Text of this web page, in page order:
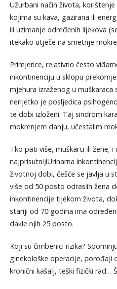
Užurbani način života,
kojima su kava, gazirana ili
ili uzimanje određenih lijekova
itekako utječe na smetnje
Primjerice, relativno često
inkontinenciju u sklopu
mjehura izraženog u
nerijetko je posljedica
te dobi izloženi. Taj sindrom
mokrenjem danju, učestalim
Tko pati više, muškarci ili žene,
najprisutnijiUrinarna
životnoj dobi, češće se javlja u
više od 50 posto odraslih žena
inkontinencije tijekom života,
stariji od 70 godina ima
dakle njih 25 posto.
Koji su čimbenici rizika?
ginekološke operacije, porođaji
kronični kašalj, teški fizički rad…